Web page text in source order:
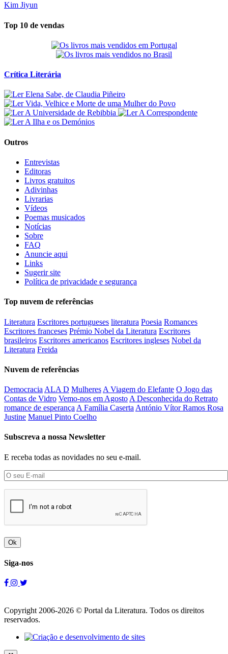
Kim Jiyun
Top 10 de vendas
Crítica Literária
Outros
Entrevistas
Editoras
Livros gratuitos
Adivinhas
Livrarias
Vídeos
Poemas musicados
Notícias
Sobre
FAQ
Anuncie aqui
Links
Sugerir site
Política de privacidade e segurança
Top nuvem de referências
Literatura Escritores portugueses literatura Poesia Romances
Escritores franceses Prémio Nobel da Literatura Escritores
brasileiros Escritores americanos Escritores ingleses Nobel da
Literatura Freida
Nuvem de referências
Democracia ALA D Mulheres A Viagem do Elefante O Jogo das
Contas de Vidro Vemo-nos em Agosto A Desconhecida do Retrato
romance de esperança A Família Caserta António Vítor Ramos Rosa
Justine Manuel Pinto Coelho
Subscreva a nossa Newsletter
E receba todas as novidades no seu e-mail.
Ok
Siga-nos
Copyright 2006-2026 © Portal da Literatura. Todos os direitos
reservados.